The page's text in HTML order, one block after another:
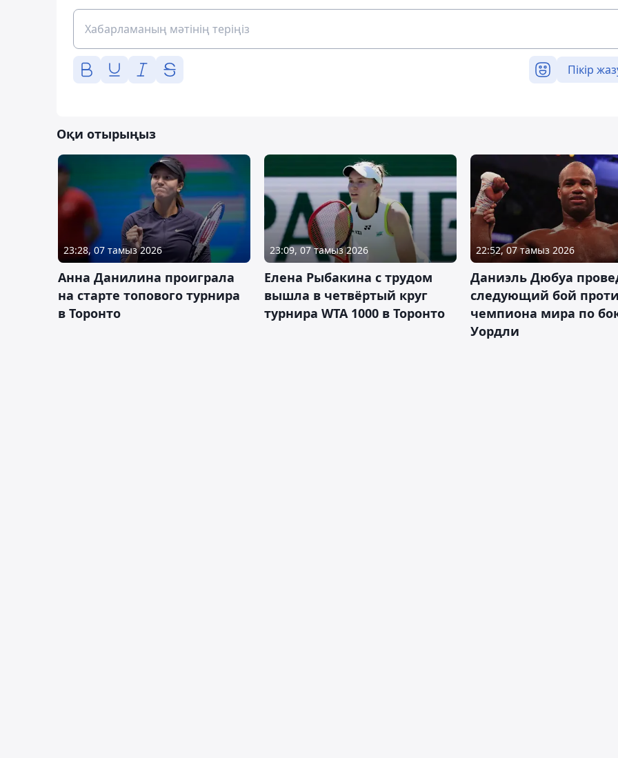
Пікір
Оқи отырыңыз
23:28, 07 тамыз 2026
Анна Данилина проиграла
на старте топового турнира
в Торонто
23:09, 07 тамыз 2026
Елена Рыбакина с трудом
вышла в четвёртый круг
турнира WTA 1000 в Торонто
22:52, 07 тамыз 2026
Даниэль Дюбуа
следующий бой
чемпиона мира по
Уордли